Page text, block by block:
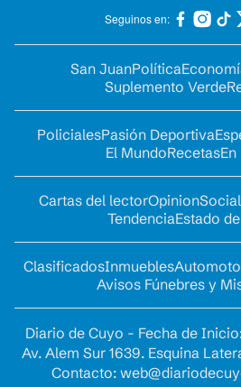
Seguinos en:
San JuanPolítica
Suplemento Verde
PolicialesPasión Deportiva
El MundoRecetasEn
Cartas del lectorOpinion
TendenciaEstado
ClasificadosInmuebles
Avisos Fúnebres y
Diario de Cuyo - Fecha de
Av. Alem Sur 1639. Esquina
Contacto: